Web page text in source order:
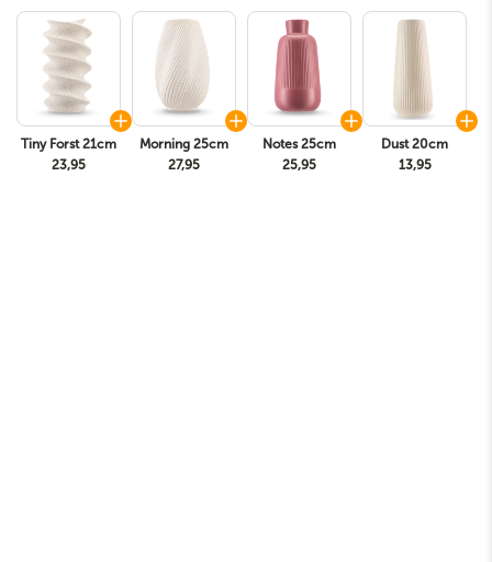
Tiny Forst 21cm
23,95
Morning 25cm
27,95
Notes 25cm
25,95
Dust 20cm
13,95